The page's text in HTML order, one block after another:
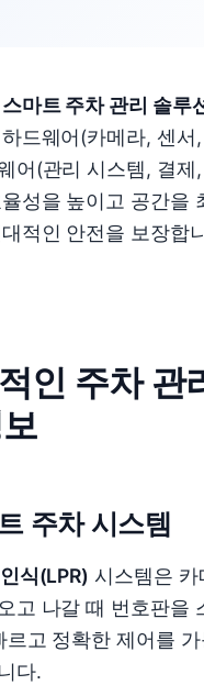
스마트 주차 관리 솔루
드웨어(카메라, 센서
어(관리 시스템, 결제
성을 높이고 공간을
적인 안전을 보장합
인 주차 관
주차 시스템
식(LPR) 시스템은 카
고 나갈 때 번호판을
르고 정확한 제어를
다.